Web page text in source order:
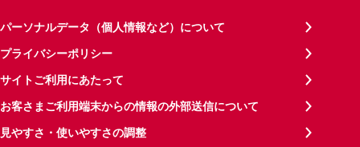
パーソナルデータ（個人情報など）について
プライバシーポリシー
サイトご利用にあたって
お客さまご利用端末からの情報の外部送信について
見やすさ・使いやすさの調整